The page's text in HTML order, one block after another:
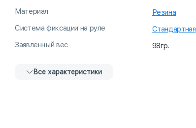
Материал
Резина
Система фиксации на руле
Стандартная
Заявленный вес
98гр.
Все характеристики